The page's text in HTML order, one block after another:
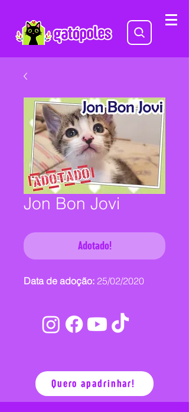
Jon Bon Jovi
Adotado!
Data de adoção: 25/02/2020
Quero apadrinhar!